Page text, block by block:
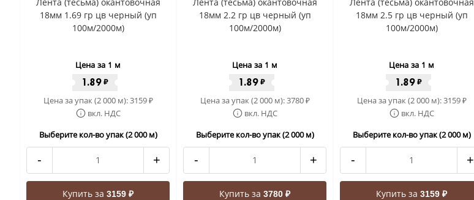
18мм 1.69 гр цв черный (уп
100м/2000м)
Цена за 1 м
1.89₽
Цена за упак (2 000 м):3159₽
вкл. НДС
Выберите кол-во упак (2 000 м)
- +
Купить за 3159 ₽
18мм 2.2 гр цв черный (уп
100м/2000м)
Цена за 1 м
1.89₽
Цена за упак (2 000 м):3780₽
вкл. НДС
Выберите кол-во упак (2 000 м)
- +
Купить за 3780 ₽
18мм 2.5 гр цв черный (уп
100м/2000м)
Цена за 1 м
1.89₽
Цена за упак (2 000 м):3159₽
вкл. НДС
Выберите кол-во упак (2 000 м)
- +
Купить за 3159 ₽